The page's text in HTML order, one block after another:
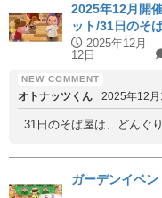
2025年12月開
ット/31日のそ
具と代用家具を
2025年12月
12日
オトナッツくん 2025年12月
31日のそば屋は、どんぐ
ガーデンイベ